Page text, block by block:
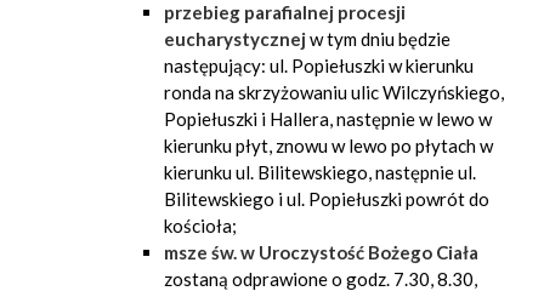
przebieg parafialnej procesji
eucharystycznej w tym dniu będzie
następujący: ul. Popiełuszki w kierunku
ronda na skrzyżowaniu ulic Wilczyńskiego,
Popiełuszki i Hallera, następnie w lewo w
kierunku płyt, znowu w lewo po płytach w
kierunku ul. Bilitewskiego, następnie ul.
Bilitewskiego i ul. Popiełuszki powrót do
kościoła;
msze św. w Uroczystość Bożego Ciała
zostaną odprawione o godz. 7.30, 8.30,